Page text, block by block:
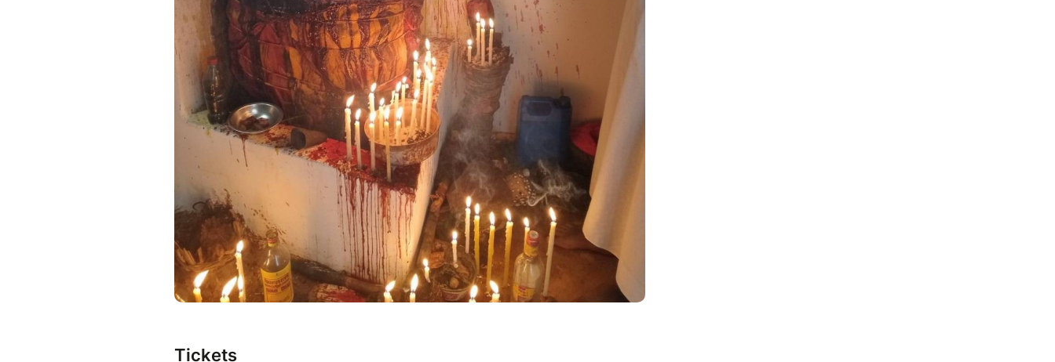
Kontaktieren Sie mich jetzt
Website:
https://liebeszauber-voodoo.de/
WhatsApp: https://wa.me/4915784364021
#Liebe #Beziehung #Glück #Partnerschaft #Vertrauen #Liebeskummer
#Trennung #Zusammenführen #ExZurück #Partnerzusammenführung
Tickets